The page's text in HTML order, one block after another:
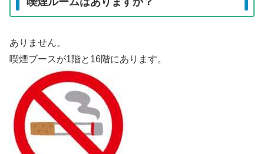
ありません。
喫煙ブースが1階と16階にあります。